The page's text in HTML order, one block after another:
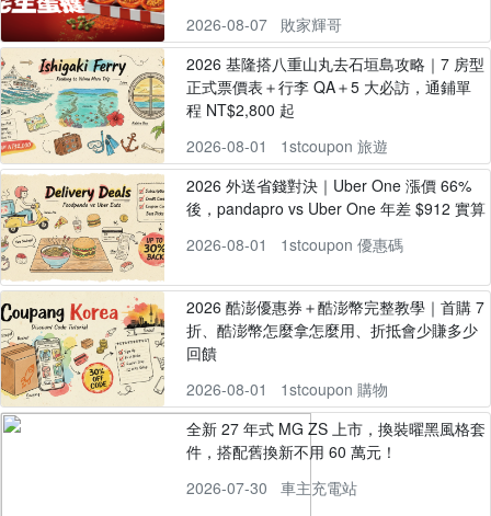
2026-08-07
敗家輝哥
2026 基隆搭八重山丸去石垣島攻略｜7 房型
正式票價表＋行李 QA＋5 大必訪，通鋪單
程 NT$2,800 起
2026-08-01
1stcoupon 旅遊
2026 外送省錢對決｜Uber One 漲價 66%
後，pandapro vs Uber One 年差 $912 實算
2026-08-01
1stcoupon 優惠碼
2026 酷澎優惠券＋酷澎幣完整教學｜首購 7
折、酷澎幣怎麼拿怎麼用、折抵會少賺多少
回饋
2026-08-01
1stcoupon 購物
全新 27 年式 MG ZS 上市，換裝曜黑風格套
件，搭配舊換新不用 60 萬元！
2026-07-30
車主充電站